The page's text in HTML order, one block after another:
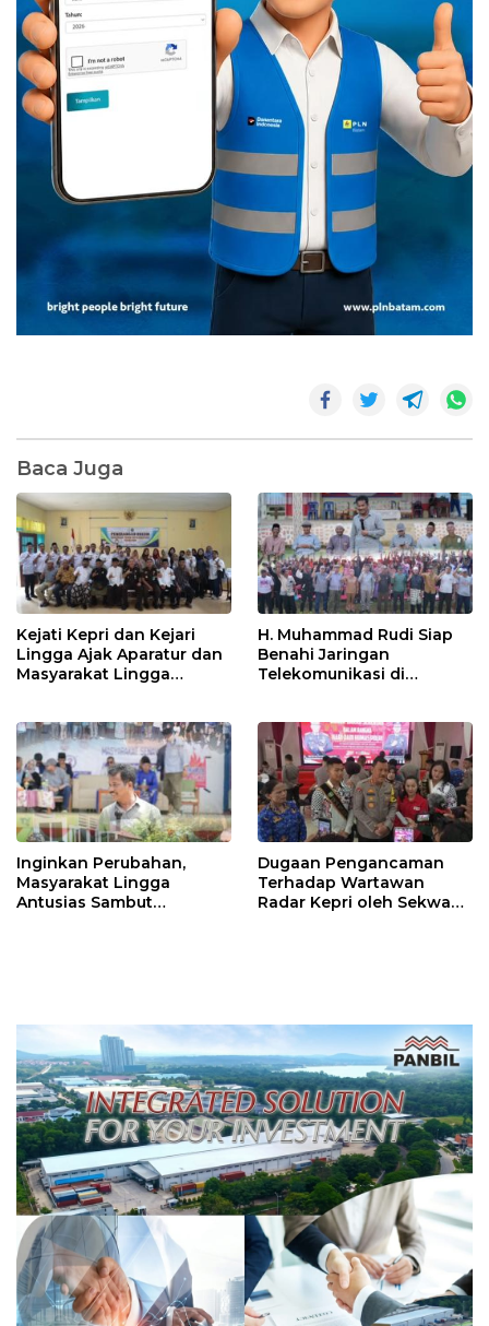
Baca Juga
Kejati Kepri dan Kejari
Lingga Ajak Aparatur dan
Masyarakat Lingga
H. Muhammad Rudi Siap
Benahi Jaringan
Telekomunikasi di
Inginkan Perubahan,
Masyarakat Lingga
Antusias Sambut
Dugaan Pengancaman
Terhadap Wartawan
Radar Kepri oleh Sekwan